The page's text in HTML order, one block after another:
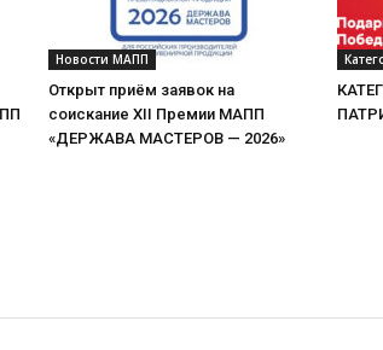
Новости МАПП
Открыт приём заявок на
соискание XII Премии МАПП
«ДЕРЖАВА МАСТЕРОВ — 2026»